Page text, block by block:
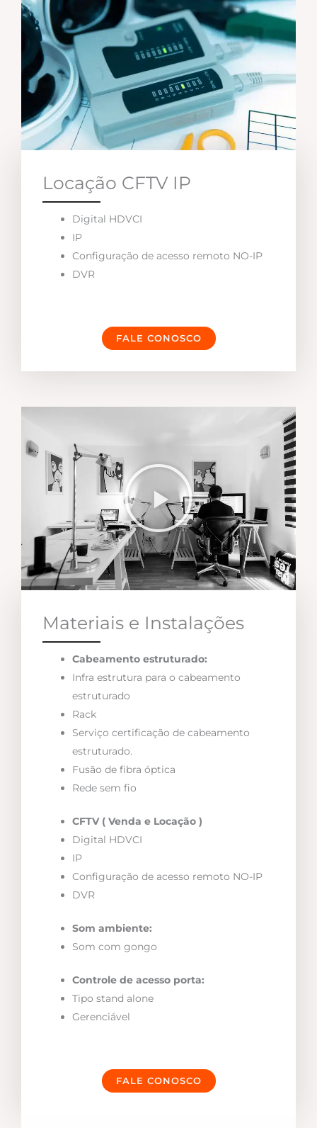
Locação CFTV IP
Digital HDVCI
IP
Configuração de acesso remoto NO-IP
DVR
FALE CONOSCO
Materiais e Instalações
Cabeamento estruturado:
Infra estrutura para o cabeamento
estruturado
Rack
Serviço certificação de cabeamento
estruturado.
Fusão de fibra óptica
Rede sem fio
CFTV ( Venda e Locação )
Digital HDVCI
IP
Configuração de acesso remoto NO-IP
DVR
Som ambiente:
Som com gongo
Controle de acesso porta:
Tipo stand alone
Gerenciável
FALE CONOSCO